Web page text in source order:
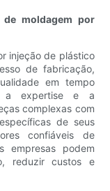
moldagem por
injeção de plástico
de fabricação,
em tempo
a expertise e a
complexas com
de seus
confiáveis ​​de
empresas podem
reduzir custos e